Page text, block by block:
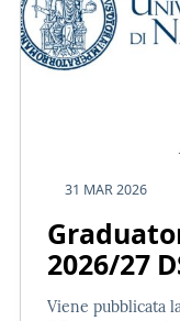
31 MAR 2026
2026/27
Viene pubblicata